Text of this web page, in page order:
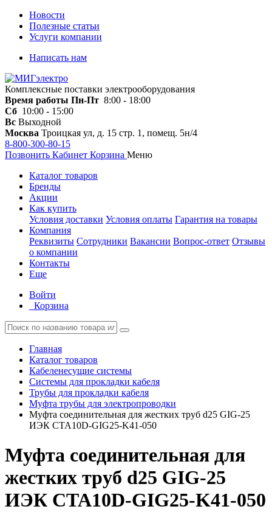
Новости
Полезные статьи
Услуги компании
Написать нам
Комплексные поставки электрооборудования
Время работы Пн-Пт 8:00 - 18:00
Сб 10:00 - 15:00
Вс Выходной
Москва Троицкая ул, д. 15 стр. 1, помещ. 5н/4
8-800-300-80-15
Позвонить Кабинет Корзина Меню
Каталог товаров
Бренды
Акции
Как купить
Условия доставки Условия оплаты Гарантия на товары
Компания
Реквизиты Сотрудники Вакансии Вопрос-ответ Отзывы
о компании
Контакты
Еще
Войти
Корзина
Главная
Каталог товаров
Кабеленесущие системы
Системы для прокладки кабеля
Трубы для прокладки кабеля
Муфта трубы для электропроводки
Муфта соединительная для жестких труб d25 GIG-25
ИЭК CTA10D-GIG25-K41-050
Муфта соединительная для
жестких труб d25 GIG-25
ИЭК CTA10D-GIG25-K41-050